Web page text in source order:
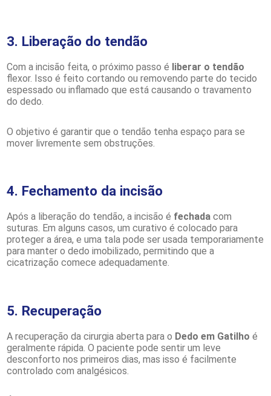
3. Liberação do tendão
Com a incisão feita, o próximo passo é liberar o tendão
flexor. Isso é feito cortando ou removendo parte do tecido
espessado ou inflamado que está causando o travamento
do dedo.
O objetivo é garantir que o tendão tenha espaço para se
mover livremente sem obstruções.
4. Fechamento da incisão
Após a liberação do tendão, a incisão é fechada com
suturas. Em alguns casos, um curativo é colocado para
proteger a área, e uma tala pode ser usada temporariamente
para manter o dedo imobilizado, permitindo que a
cicatrização comece adequadamente.
5. Recuperação
A recuperação da cirurgia aberta para o Dedo em Gatilho é
geralmente rápida. O paciente pode sentir um leve
desconforto nos primeiros dias, mas isso é facilmente
controlado com analgésicos.